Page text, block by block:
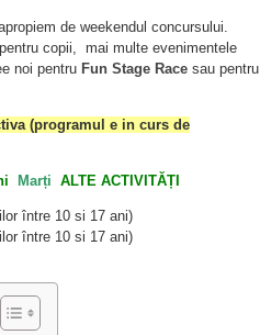
de weekendul concursului.
copii, mai multe evenimentele
noi pentru Fun Stage Racesau pentru
(programul e in curs de
Marți ALTE ACTIVITĂȚI
între 10 si 17 ani)
între 10 si 17 ani)